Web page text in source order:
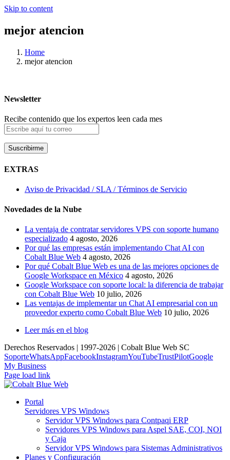
Skip to content
mejor atencion
Home
mejor atencion
Newsletter
Recibe contenido que los expertos leen cada mes
EXTRAS
Aviso de Privacidad / SLA / Términos de Servicio
Novedades de la Nube
La ventaja de contratar servidores VPS con soporte humano
especializado 4 agosto, 2026
Por qué las empresas están implementando Chat AI con
Cobalt Blue Web 4 agosto, 2026
Por qué Cobalt Blue Web es una de las mejores opciones de
Google Workspace en México 4 agosto, 2026
Google Workspace con soporte local: la diferencia de trabajar
con Cobalt Blue Web 10 julio, 2026
Las ventajas de implementar un Chat AI empresarial con un
proveedor experto como Cobalt Blue Web 10 julio, 2026
Leer más en el blog
Derechos Reservados | 1997-2026 | Cobalt Blue Web SC
SoporteWhatsAppFacebookInstagramYouTubeTrustPilotGoogle
My Business
Page load link
Portal
Servidores VPS Windows
Servidor VPS Windows para Contpaqi ERP
Servidores VPS Windows para Aspel SAE, COI, NOI
y Caja
Servidor VPS Windows para Sistemas Administrativos
Planes y Configuración